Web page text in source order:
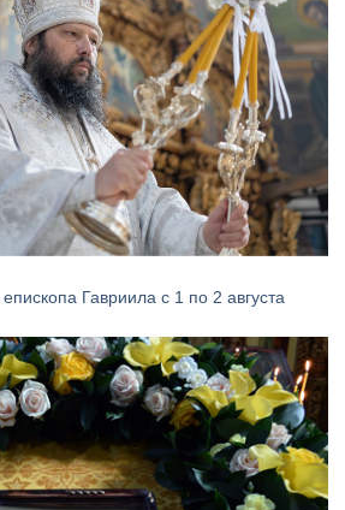
Гавриила с 1 по 2 августа